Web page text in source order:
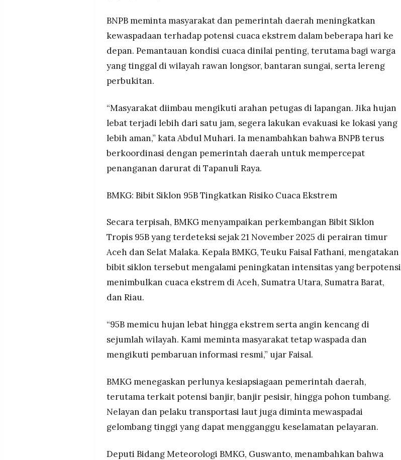
BNPB meminta masyarakat dan pemerintah daerah meningkatkan
kewaspadaan terhadap potensi cuaca ekstrem dalam beberapa hari ke
depan. Pemantauan kondisi cuaca dinilai penting, terutama bagi warga
yang tinggal di wilayah rawan longsor, bantaran sungai, serta lereng
perbukitan.
“Masyarakat diimbau mengikuti arahan petugas di lapangan. Jika hujan
lebat terjadi lebih dari satu jam, segera lakukan evakuasi ke lokasi yang
lebih aman,” kata Abdul Muhari. Ia menambahkan bahwa BNPB terus
berkoordinasi dengan pemerintah daerah untuk mempercepat
penanganan darurat di Tapanuli Raya.
BMKG: Bibit Siklon 95B Tingkatkan Risiko Cuaca Ekstrem
Secara terpisah, BMKG menyampaikan perkembangan Bibit Siklon
Tropis 95B yang terdeteksi sejak 21 November 2025 di perairan timur
Aceh dan Selat Malaka. Kepala BMKG, Teuku Faisal Fathani, mengatakan
bibit siklon tersebut mengalami peningkatan intensitas yang berpotensi
menimbulkan cuaca ekstrem di Aceh, Sumatra Utara, Sumatra Barat,
dan Riau.
“95B memicu hujan lebat hingga ekstrem serta angin kencang di
sejumlah wilayah. Kami meminta masyarakat tetap waspada dan
mengikuti pembaruan informasi resmi,” ujar Faisal.
BMKG menegaskan perlunya kesiapsiagaan pemerintah daerah,
terutama terkait potensi banjir, banjir pesisir, hingga pohon tumbang.
Nelayan dan pelaku transportasi laut juga diminta mewaspadai
gelombang tinggi yang dapat mengganggu keselamatan pelayaran.
Deputi Bidang Meteorologi BMKG, Guswanto, menambahkan bahwa